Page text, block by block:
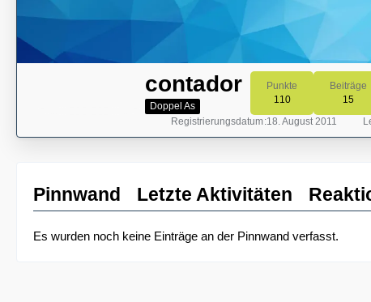
contador
Doppel As
Punkte
110
Beiträge
15
Registrierungsdatum 18. August 2011
Pinnwand Letzte Aktivitäten
Es wurden noch keine Einträge an der Pinnwand verfasst.